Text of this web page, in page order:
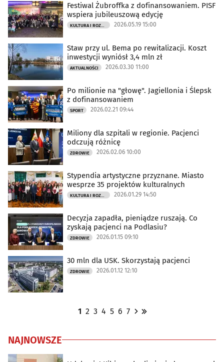
Festiwal Żubroffka z dofinansowaniem. PISF
wspiera jubileuszową edycję
2026.05.19 15:00
Staw przy ul. Bema po rewitalizacji. Koszt
inwestycji wyniósł 3,4 mln zł
AKTUALNOŚCI 2026.03.30 11:00
Po milionie na "głowę". Jagiellonia i Ślepsk
z dofinansowaniem
SPORT 2026.02.21 09:44
Miliony dla szpitali w regionie. Pacjenci
odczują różnicę
ZDROWIE 2026.02.06 10:00
Stypendia artystyczne przyznane. Miasto
wesprze 35 projektów kulturalnych
2026.01.29 14:50
Decyzja zapadła, pieniądze ruszają. Co
zyskają pacjenci na Podlasiu?
ZDROWIE 2026.01.15 09:10
30 mln dla USK. Skorzystają pacjenci
ZDROWIE 2026.01.12 12:10
1 2 3 4 5 6 7
NAJNOWSZE